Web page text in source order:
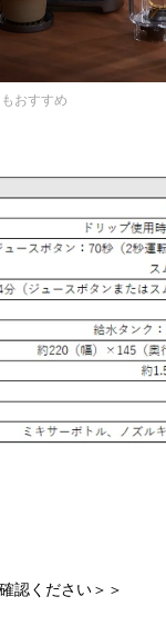
おすすめ
認ください＞＞